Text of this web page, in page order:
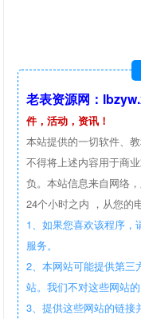
老表资源网：
件，活动，资讯！
本站提供的一切软件、
不得将上述内容用于商
负。本站信息来自网络
24个小时之内 ，从您的
1、如果您喜欢该程序，
服务。
2、本网站可能提供第三
站。我们不对这些网站的
3、提供这些网站的链接